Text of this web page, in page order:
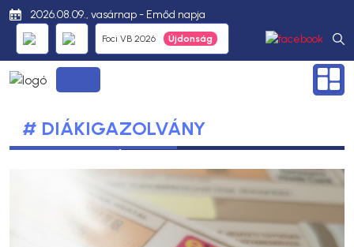
2026.08.09., vasárnap - Emőd napja
Foci VB 2026
# DIÁKIGAZOLVÁNY